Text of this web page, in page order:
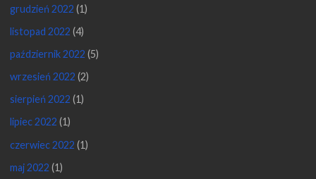
grudzień 2022 (1)
listopad 2022 (4)
październik 2022 (5)
wrzesień 2022 (2)
sierpień 2022 (1)
lipiec 2022 (1)
czerwiec 2022 (1)
maj 2022 (1)